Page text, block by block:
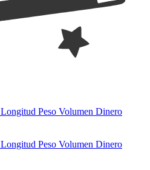
Longitud Peso Volumen Dinero
Longitud Peso Volumen Dinero